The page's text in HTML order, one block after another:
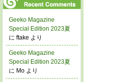
Geeko Magazine
Special Edition 2023夏
に ftake より
Geeko Magazine
Special Edition 2023夏
に Mo より